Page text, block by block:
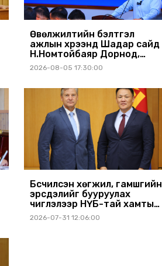
Өвөлжилтийн бэлтгэл
ажлын хүрээнд Шадар сайд
Н.Номтойбаяр Дорнод,
Сүхбаатар аймагт ажиллав
2026-08-05 17:30:00
Бүсчилсэн хөгжил, гамшгийн
эрсдэлийг бууруулах
чиглэлээр НҮБ-тай хамтын
ажиллагаагаа өргөжүүлэхээр
санал солилцлоо
2026-07-31 12:06:00